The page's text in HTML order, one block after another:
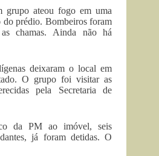
grupo ateou fogo em uma
do prédio. Bombeiros foram
chamas. Ainda não há
deixaram o local em
O grupo foi visitar as
pela Secretaria de
da PM ao imóvel, seis
já foram detidas. O